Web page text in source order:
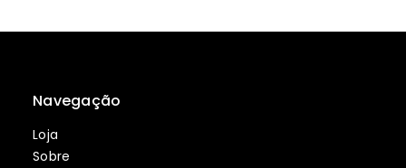
Navegação
Loja
Sobre